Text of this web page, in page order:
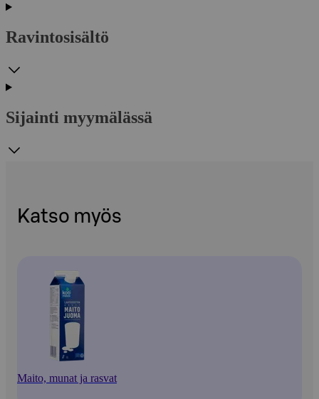
Ravintosisältö
Sijainti myymälässä
Katso myös
Maito, munat ja rasvat